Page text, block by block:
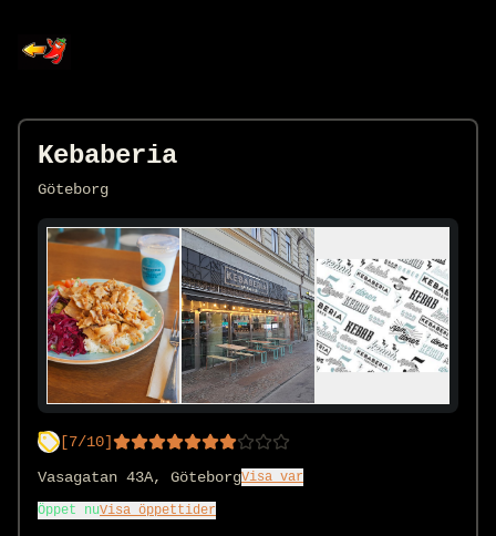
Kebaberia
Göteborg
[7/10]
Vasagatan 43A, GöteborgVisa var
Öppet nuVisa öppettider